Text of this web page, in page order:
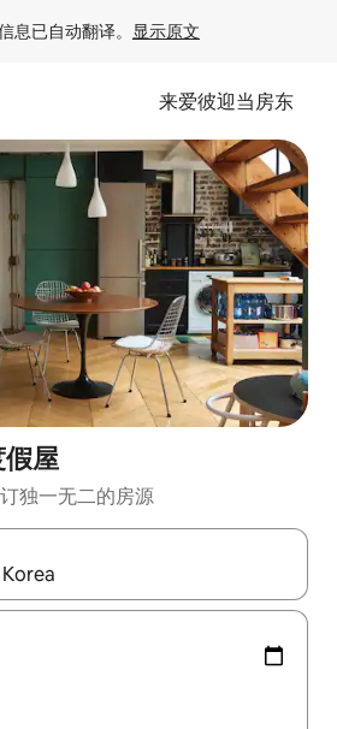
息已自动翻译。 显示原文
来爱彼迎当房东
屋
独一无二的房源
上下方向键查看，或通过点击或滑动手势